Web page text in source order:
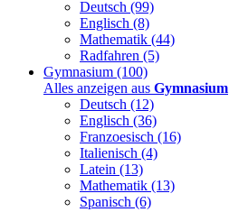
Deutsch (99)
Englisch (8)
Mathematik (44)
Radfahren (5)
Gymnasium (100)
Alles anzeigen aus Gymnasium
Deutsch (12)
Englisch (36)
Franzoesisch (16)
Italienisch (4)
Latein (13)
Mathematik (13)
Spanisch (6)